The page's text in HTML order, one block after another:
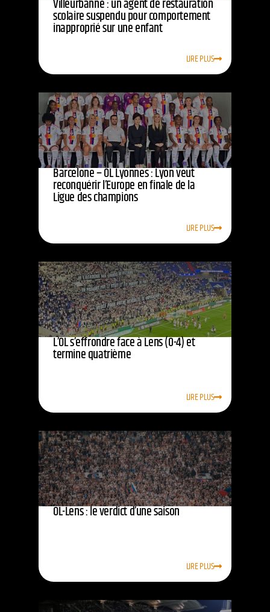
Villeurbanne : un agent de restauration
scolaire suspendu pour comportement
inapproprié sur une enfant
LIRE PLUS
Barcelone – OL Lyonnes : Lyon veut
reconquérir l’Europe en finale de la
Ligue des champions
LIRE PLUS
L’OL s’effrondre face à Lens (0-4) et
termine quatrième
LIRE PLUS
OL-Lens : le verdict d’une saison
LIRE PLUS